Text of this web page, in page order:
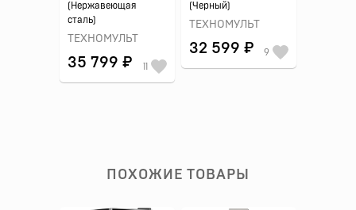
(Нержавеющая
сталь)
ТЕХНОМУЛЬТ
35 799 ₽ 11
(Черный)
ТЕХНОМУЛЬТ
32 599 ₽ 9
ПОХОЖИЕ ТОВАРЫ